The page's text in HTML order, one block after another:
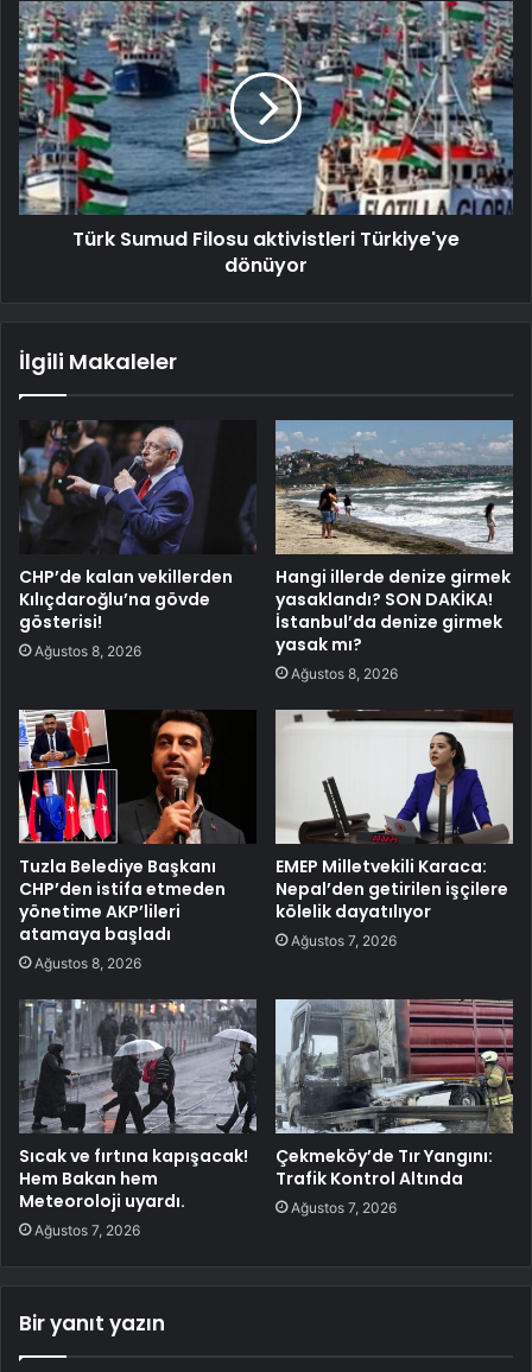
Türk Sumud Filosu aktivistleri Türkiye'ye
dönüyor
İlgili Makaleler
CHP’de kalan vekillerden
Kılıçdaroğlu’na gövde
gösterisi!
Ağustos 8, 2026
Hangi illerde denize girmek
yasaklandı? SON DAKİKA!
İstanbul’da denize girmek
yasak mı?
Ağustos 8, 2026
Tuzla Belediye Başkanı
CHP’den istifa etmeden
yönetime AKP’lileri
atamaya başladı
Ağustos 8, 2026
EMEP Milletvekili Karaca:
Nepal’den getirilen işçilere
kölelik dayatılıyor
Ağustos 7, 2026
Sıcak ve fırtına kapışacak!
Hem Bakan hem
Meteoroloji uyardı.
Ağustos 7, 2026
Çekmeköy’de Tır Yangını:
Trafik Kontrol Altında
Ağustos 7, 2026
Bir yanıt yazın